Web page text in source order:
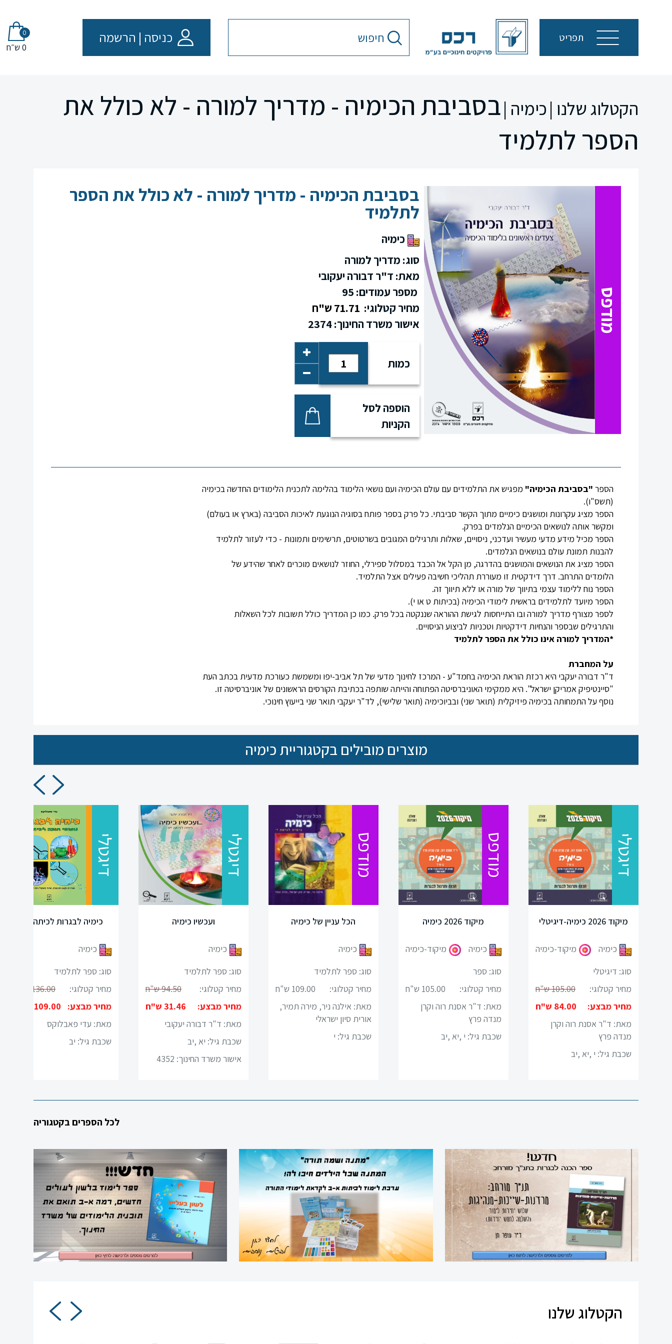
תפריט כניסה | הרשמה 0
0 ש״ח
הקטגוריות
ספרות
תנ”ך
מתמטיקה
גיאוגרפיה
פסיכולוגיה
אזרחות
היסטוריה
תרבות
ומורשתו
פיזיקה
תיאטרון
אנגלית
עברית
הקטלוג שלנו |כימיה |בסביבת הכימיה - מדריך למורה - לא כולל את
הספר לתלמיד
מודפס
בסביבת הכימיה - מדריך למורה - לא כולל את הספר
לתלמיד
כימיה
סוג: מדריך למורה
מאת: ד"ר דבורה יעקובי
מספר עמודים: 95
מחיר קטלוגי: 71.71 ש"ח
אישור משרד החינוך: 2374
כמות
הוספה לסל
הקניות
הספר "בסביבת הכימיה" מפגיש את התלמידים עם עולם הכימיה ועם נושאי הלימוד בהלימה לתכנית הלימודים החדשה בכימיה
(תשס"ו).
הספר מציג עקרונות ומושגים כימיים מתוך הקשר סביבתי. כל פרק בספר פותח בסוגיה הנוגעת לאיכות הסביבה (בארץ או בעולם)
ומקשר אותה לנושאים הכימיים הנלמדים בפרק.
הספר מכיל מידע מדעי מעשיר ועדכני, ניסויים, שאלות ותרגילים המגובים בשרטוטים, תרשימים ותמונות - כדי לעזור לתלמיד
להבנות תמונת עולם בנושאים הנלמדים.
הספר מציג את הנושאים והמושגים בהדרגה, מן הקל אל הכבד במסלול ספירלי, החוזר לנושאים מוכרים לאחר שהידע של
הלומדים התרחב. דרך דידקטית זו מעוררת תהליכי חשיבה פעילים אצל התלמיד.
הספר נוח ללימוד עצמי בתיווך של מורה או ללא תיווך זה.
הספר מיועד לתלמידים בראשית לימודי הכימיה (בכיתות ט או י).
לספר מצורף מדריך למורה ובו התייחסות לגישת ההוראה שננקטה בכל פרק. כמו כן המדריך כולל תשובות לכל השאלות
והתרגילים שבספר והנחיות דידקטיות וטכניות לביצוע הניסויים.
*המדריך למורה אינו כולל את הספר לתלמיד
על המחברת
ד"ר דבורה יעקבי היא רכזת הוראת הכימיה בחמד"ע - המרכז לחינוך מדעי של תל אביב-יפו ומשמשת כעורכת מדעית בכתב העת
"סיינטיפיק אמריקן ישראל". היא ממקימי האוניברסיטה הפתוחה והייתה שותפה בכתיבת הקורסים הראשונים של אוניברסיטה זו.
נוסף על התמחותה בכימיה פיזיקלית (תואר שני) ובביוכימיה (תואר שלישי), לד"ר יעקבי תואר שני בייעוץ חינוכי.
מוצרים מובילים בקטגוריית כימיה
דיגטלי
ועכשיו כימיה
כימיה
סוג: ספר לתלמיד
מחיר קטלוגי:
94.50 ש"ח
מחיר מבצע:
31.46 ש"ח
מאת: ד"ר דבורה יעקובי
שכבת גיל: יא ,יב
מודפס
הכל עניין של כימיה
כימיה
סוג: ספר לתלמיד
מחיר קטלוגי:
109.00 ש"ח
מאת: אילנה ניר, מירה תמיר,
אורית סיון ישראלי
שכבת גיל:
מודפס
מיקוד 2026 כימיה
כימיה
סוג: ספר
מחיר קטלוגי:
105.00 ש"ח
מאת: ד"ר אסנת רוה וקרן
מנדה פרץ
שכבת גיל: י ,יא ,יב
דיגטלי
מיקוד 2026 כימיה-דיגיטלי
כימיה
מיקוד-כימיה
סוג: דיגיטלי
מחיר קטלוגי:
105.00 ש"ח
מחיר מבצע:
84.00 ש"ח
מאת: ד"ר אסנת רוה וקרן
מנדה פרץ
דיגטלי
בסביבת הכימיה - דיגיטלי
כימיה
סוג: דיגיטלי
מחיר קטלוגי:
71.71 ש"ח
מחיר מבצע:
23.67 ש"ח
מאת: ד"ר דבורה יעקובי
שכבת גיל:
לכל הספרים בקטגוריה
הקטלוג שלנו